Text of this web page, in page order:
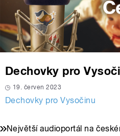
Dechovky pro
19. červen 2023
Dechovky pro Vysočinu
Největší audioportál na